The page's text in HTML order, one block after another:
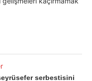
serbestisini